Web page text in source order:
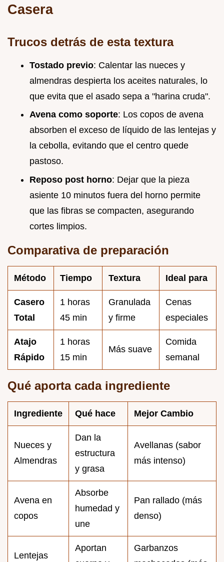
Casera
Trucos detrás de esta textura
Tostado previo: Calentar las nueces y
almendras despierta los aceites naturales, lo
que evita que el asado sepa a "harina cruda".
Avena como soporte: Los copos de avena
absorben el exceso de líquido de las lentejas y
la cebolla, evitando que el centro quede
pastoso.
Reposo post horno: Dejar que la pieza
asiente 10 minutos fuera del horno permite
que las fibras se compacten, asegurando
cortes limpios.
Comparativa de preparación
Método Tiempo Textura Ideal para
Casero
Total
1 horas
45 min
Granulada
y firme
Cenas
especiales
Atajo
Rápido
1 horas
15 min
Más suave
Comida
semanal
Qué aporta cada ingrediente
Ingrediente Qué hace Mejor Cambio
Nueces y
Almendras
Dan la
estructura
y grasa
Avellanas (sabor
más intenso)
Avena en
copos
Absorbe
humedad y
une
Pan rallado (más
denso)
Lentejas
Aportan
Garbanzos